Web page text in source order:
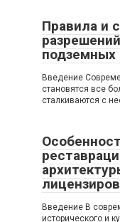
Правила и
подземных
Введение
становятся все
сталкиваются с
Введение В
исторического и